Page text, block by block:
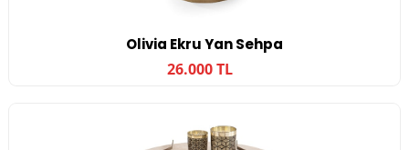
Olivia Ekru Yan Sehpa
26.000 TL